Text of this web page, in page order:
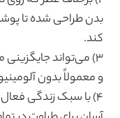
بدن طراحی شده تا
کند.
۳) می‌تواند
و معمولاً بدون
۴) با سبک زندگی